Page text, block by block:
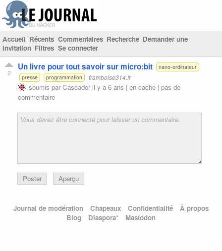
Accueil Récents Commentaires Recherche Demander une
invitation Filtres Se connecter
2
Un livre pour tout savoir sur micro:bit
nano-ordinateur
presse
programmation framboise314.fr
soumis parCascadoril y a 6 ans | en cache | pas de
commentaire
Poster Aperçu
Journal de modération Chapeaux Confidentialité
À propos
Blog
Diaspora* Mastodon